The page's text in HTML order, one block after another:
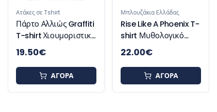
Ατάκες σε Tshirt
Πάρτο Αλλιώς Graffiti
T-shirt Χιουμοριστικό
Μπλουζάκι
19.50€
ΑΓΟΡΑ
Μπλουζάκια Ελλάδας
Rise Like A Phoenix T-
shirt Μυθολογικό
Μπλουζάκι
Έμπνευσης και
Δύναμης
22.00€
ΑΓΟΡΑ